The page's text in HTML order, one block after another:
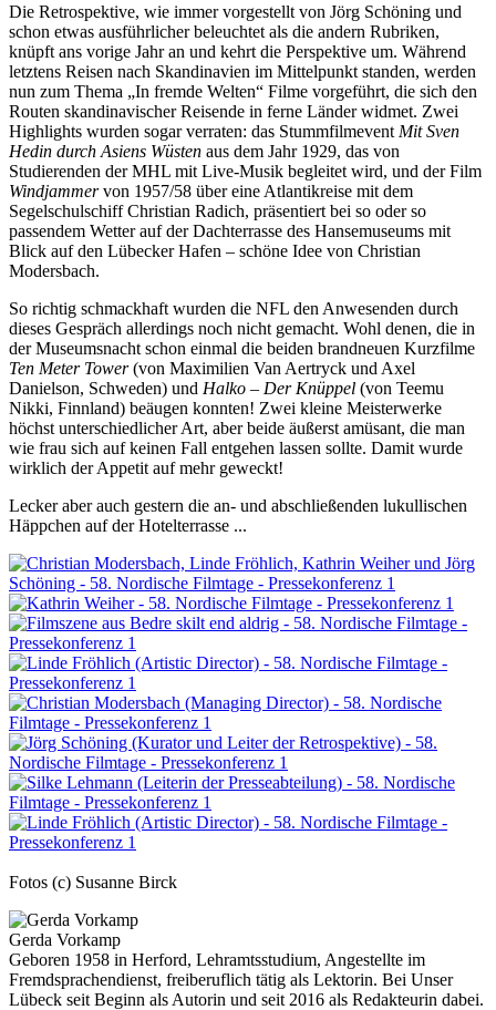
Die Retrospektive, wie immer vorgestellt von Jörg Schöning und
schon etwas ausführlicher beleuchtet als die andern Rubriken,
knüpft ans vorige Jahr an und kehrt die Perspektive um. Während
letztens Reisen nach Skandinavien im Mittelpunkt standen, werden
nun zum Thema „In fremde Welten“ Filme vorgeführt, die sich den
Routen skandinavischer Reisende in ferne Länder widmet. Zwei
Highlights wurden sogar verraten: das Stummfilmevent Mit Sven
Hedin durch Asiens Wüsten aus dem Jahr 1929, das von
Studierenden der MHL mit Live-Musik begleitet wird, und der Film
Windjammervon 1957/58 über eine Atlantikreise mit dem
Segelschulschiff Christian Radich, präsentiert bei so oder so
passendem Wetter auf der Dachterrasse des Hansemuseums mit
Blick auf den Lübecker Hafen – schöne Idee von Christian
Modersbach.
So richtig schmackhaft wurden die NFL den Anwesenden durch
dieses Gespräch allerdings noch nicht gemacht. Wohl denen, die in
der Museumsnacht schon einmal die beiden brandneuen Kurzfilme
Ten Meter Tower(von Maximilien Van Aertryck und Axel
Danielson, Schweden) und Halko – Der Knüppel (von Teemu
Nikki, Finnland) beäugen konnten! Zwei kleine Meisterwerke
höchst unterschiedlicher Art, aber beide äußerst amüsant, die man
wie frau sich auf keinen Fall entgehen lassen sollte. Damit wurde
wirklich der Appetit auf mehr geweckt!
Lecker aber auch gestern die an- und abschließenden lukullischen
Häppchen auf der Hotelterrasse ...
Fotos (c) Susanne Birck
Gerda Vorkamp
Geboren 1958 in Herford, Lehramtsstudium, Angestellte im
Fremdsprachendienst, freiberuflich tätig als Lektorin. Bei Unser
Lübeck seit Beginn als Autorin und seit 2016 als Redakteurin dabei.